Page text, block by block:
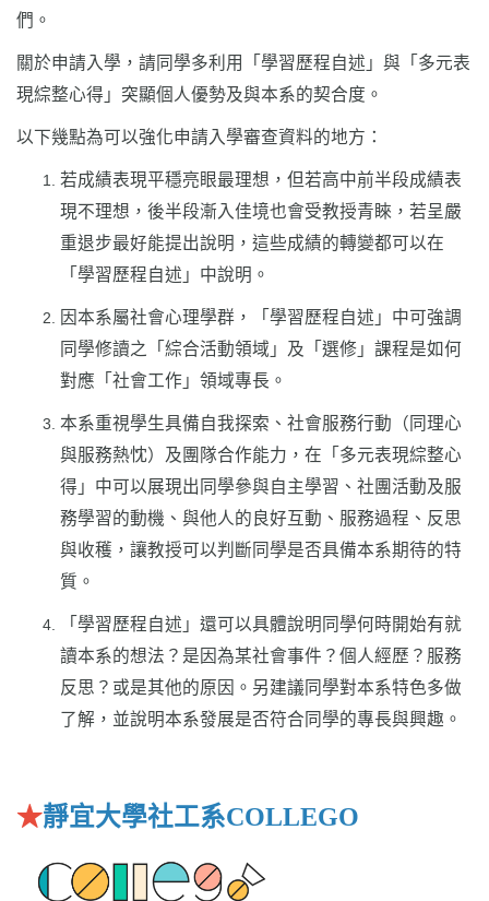
們。
關於申請入學，請同學多利用「學習歷程自述」與「多元表
現綜整心得」突顯個人優勢及與本系的契合度。
以下幾點為可以強化申請入學審查資料的地方：
若成績表現平穩亮眼最理想，但若高中前半段成績表
現不理想，後半段漸入佳境也會受教授青睞，若呈嚴
重退步最好能提出說明，這些成績的轉變都可以在
「學習歷程自述」中說明。
因本系屬社會心理學群，「學習歷程自述」中可強調
同學修讀之「綜合活動領域」及「選修」課程是如何
對應「社會工作」領域專長。
本系重視學生具備自我探索、社會服務行動（同理心
與服務熱忱）及團隊合作能力，在「多元表現綜整心
得」中可以展現出同學參與自主學習、社團活動及服
務學習的動機、與他人的良好互動、服務過程、反思
與收穫，讓教授可以判斷同學是否具備本系期待的特
質。
「學習歷程自述」還可以具體說明同學何時開始有就
讀本系的想法？是因為某社會事件？個人經歷？服務
反思？或是其他的原因。另建議同學對本系特色多做
了解，並說明本系發展是否符合同學的專長與興趣。
★靜宜大學社工系COLLEGO